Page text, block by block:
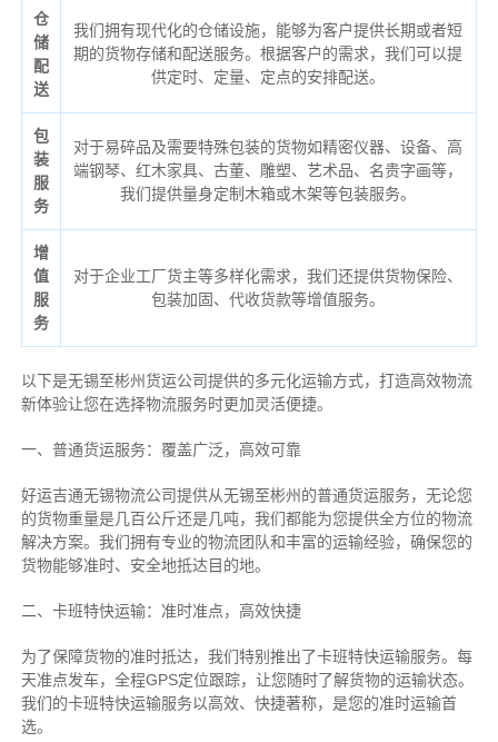
仓
储
配
送
我们拥有现代化的仓储设施，能够为客户提供长期或者短
期的货物存储和配送服务。根据客户的需求，我们可以提
供定时、定量、定点的安排配送。
包
装
服
务
对于易碎品及需要特殊包装的货物如精密仪器、设备、高
端钢琴、红木家具、古董、雕塑、艺术品、名贵字画等，
我们提供量身定制木箱或木架等包装服务。
增
值
服
务
对于企业工厂货主等多样化需求，我们还提供货物保险、
包装加固、代收货款等增值服务。
以下是无锡至彬州货运公司提供的多元化运输方式，打造高效物流
新体验让您在选择物流服务时更加灵活便捷。
一、普通货运服务：覆盖广泛，高效可靠
好运吉通无锡物流公司提供从无锡至彬州的普通货运服务，无论您
的货物重量是几百公斤还是几吨，我们都能为您提供全方位的物流
解决方案。我们拥有专业的物流团队和丰富的运输经验，确保您的
货物能够准时、安全地抵达目的地。
二、卡班特快运输：准时准点，高效快捷
为了保障货物的准时抵达，我们特别推出了卡班特快运输服务。每
天准点发车，全程GPS定位跟踪，让您随时了解货物的运输状态。
我们的卡班特快运输服务以高效、快捷著称，是您的准时运输首
选。